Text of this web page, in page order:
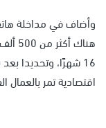
وأضاف في مداخلة
16 شهرًا، وتحديدا
اقتصادية تمر